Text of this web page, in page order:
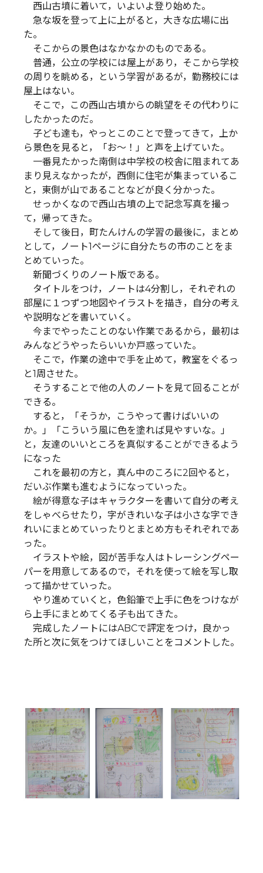
西山古墳に着いて，いよいよ登り始めた。
急な坂を登って上に上がると，大きな広場に出
た。
そこからの景色はなかなかのものである。
普通，公立の学校には屋上があり，そこから学校
の周りを眺める，という学習があるが，勤務校には
屋上はない。
そこで，この西山古墳からの眺望をその代わりに
したかったのだ。
子ども達も，やっとこのことで登ってきて，上か
ら景色を見ると，「お～！」と声を上げていた。
一番見たかった南側は中学校の校舎に阻まれてあ
まり見えなかったが，西側に住宅が集まっているこ
と，東側が山であることなどが良く分かった。
せっかくなので西山古墳の上で記念写真を撮っ
て，帰ってきた。
そして後日，町たんけんの学習の最後に，まとめ
として，ノート1ページに自分たちの市のことをま
とめていった。
新聞づくりのノート版である。
タイトルをつけ，ノートは4分割し，それぞれの
部屋に１つずつ地図やイラストを描き，自分の考え
や説明などを書いていく。
今までやったことのない作業であるから，最初は
みんなどうやったらいいか戸惑っていた。
そこで，作業の途中で手を止めて，教室をぐるっ
と1周させた。
そうすることで他の人のノートを見て回ることが
できる。
すると，「そうか，こうやって書けばいいの
か。」「こういう風に色を塗れば見やすいな。」
と，友達のいいところを真似することができるよう
になった
これを最初の方と，真ん中のころに2回やると，
だいぶ作業も進むようになっていった。
絵が得意な子はキャラクターを書いて自分の考え
をしゃべらせたり，字がきれいな子は小さな字でき
れいにまとめていったりとまとめ方もそれぞれであ
った。
イラストや絵，図が苦手な人はトレーシングペー
パーを用意してあるので，それを使って絵を写し取
って描かせていった。
やり進めていくと，色鉛筆で上手に色をつけなが
ら上手にまとめてくる子も出てきた。
完成したノートにはABCで評定をつけ，良かっ
た所と次に気をつけてほしいことをコメントした。